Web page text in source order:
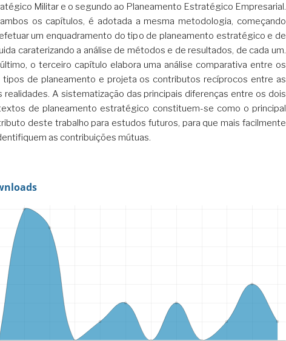
Militar e o segundo ao Planeamento Estratégico Empresarial.
os capítulos, é adotada a mesma metodologia, começando
um enquadramento do tipo de planeamento estratégico e de
caraterizando a análise de métodos e de resultados, de cada um.
o terceiro capítulo elabora uma análise comparativa entre os
tipos de planeamento e projeta os contributos recíprocos entre as
realidades. A sistematização das principais diferenças entre os dois
de planeamento estratégico constituem-se como o principal
deste trabalho para estudos futuros, para que mais facilmente
as contribuições mútuas.